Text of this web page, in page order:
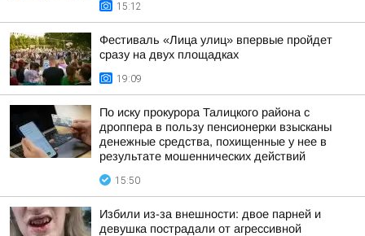
15:12
Фестиваль «Лица улиц» впервые пройдет
сразу на двух площадках
19:09
По иску прокурора Талицкого района с
дроппера в пользу пенсионерки взысканы
денежные средства, похищенные у нее в
результате мошеннических действий
15:50
Избили из-за внешности: двое парней и
девушка пострадали от агрессивной